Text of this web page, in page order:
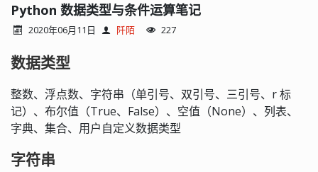
Python 数据类型与条件运算笔记
2020年06月11日 阡陌 227
数据类型
整数、浮点数、字符串（单引号、双引号、三引号、r 标
记）、布尔值（True、False）、空值（None）、列表、
字典、集合、用户自定义数据类型
字符串